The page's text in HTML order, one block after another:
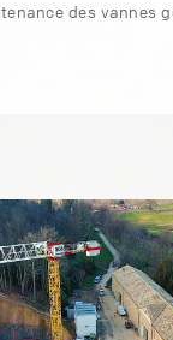
des vannes